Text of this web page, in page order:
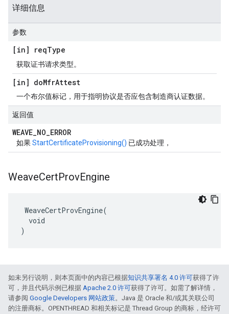
详细信息
参数
[in] reqType
获取证书请求类型。
[in] doMfrAttest
一个布尔值标记，用于指明协议是否应包含制造商认证数据。
返回值
WEAVE_NO_ERROR
如果StartCertificateProvisioning() 已成功处理，
WeaveCertProvEngine
WeaveCertProvEngine(
  void
)
如未另行说明，则本页面中的内容已根据知识共享署名 4.0 许可获得了许
可，并且代码示例已根据 Apache 2.0 许可获得了许可。如需了解详情，
请参阅 Google Developers 网站政策。Java 是 Oracle 和/或其关联公司
的注册商标。OPENTHREAD 和相关标记是 Thread Group 的商标，经许可